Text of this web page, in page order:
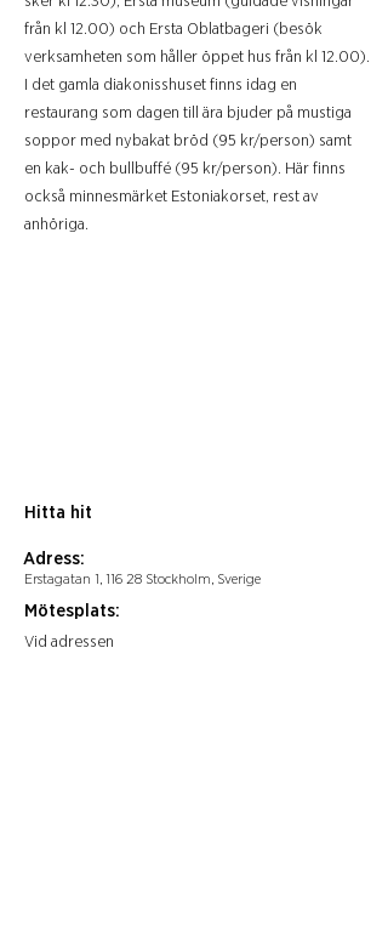
från kl 12.00) och Ersta Oblatbageri (besök
verksamheten som håller öppet hus från kl 12.00).
I det gamla diakonisshuset finns idag en
restaurang som dagen till ära bjuder på mustiga
soppor med nybakat bröd (95 kr/person) samt
en kak- och bullbuffé (95 kr/person). Här finns
också minnesmärket Estoniakorset, rest av
anhöriga.
Hitta hit
Adress:
Erstagatan 1, 116 28 Stockholm, Sverige
Mötesplats:
Vid adressen